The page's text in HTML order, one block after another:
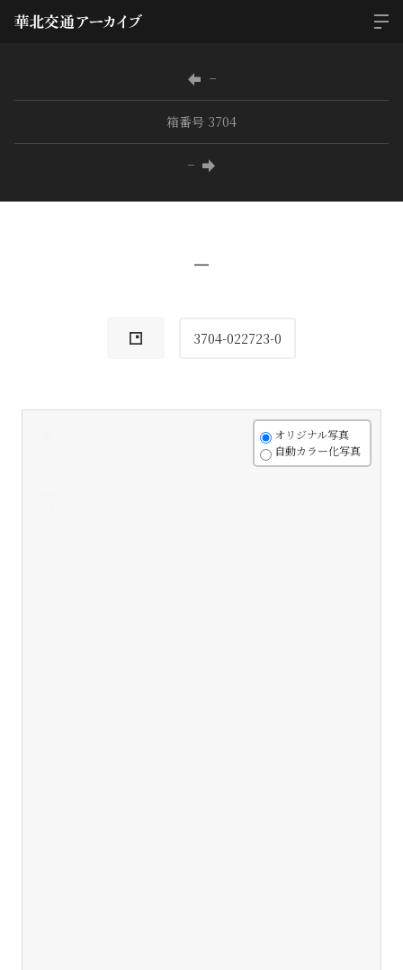
−
箱番号 3704
−
−
3704-022723-0
オリジナル写真
自動カラー化写真